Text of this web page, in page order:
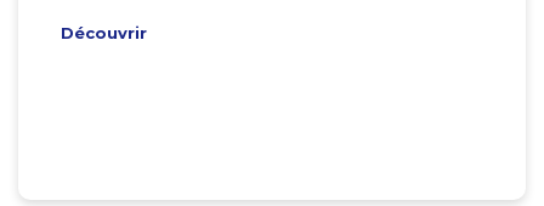
Découvrir